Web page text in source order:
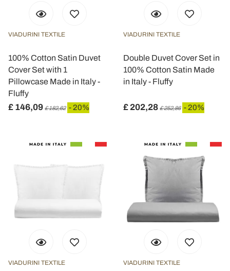
VIADURINI TEXTILE
100% Cotton Satin Duvet
Cover Set with 1
Pillowcase Made in Italy -
Fluffy
£ 146,09 £ 182,62 - 20%
VIADURINI TEXTILE
Double Duvet Cover Set in
100% Cotton Satin Made
in Italy - Fluffy
£ 202,28 £ 252,86 - 20%
VIADURINI TEXTILE VIADURINI TEXTILE